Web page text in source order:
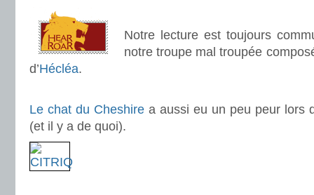
Notre lecture est toujours
notre troupe mal troupée
d’Hécléa.
Le chat du Cheshire a aussi eu un peu peur lors
(et il y a de quoi).